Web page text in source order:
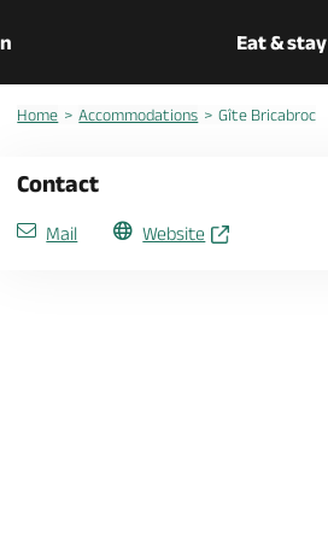
Eat & stay
Home Accommodations Gîte Bricabroc
Contact
Mail Website